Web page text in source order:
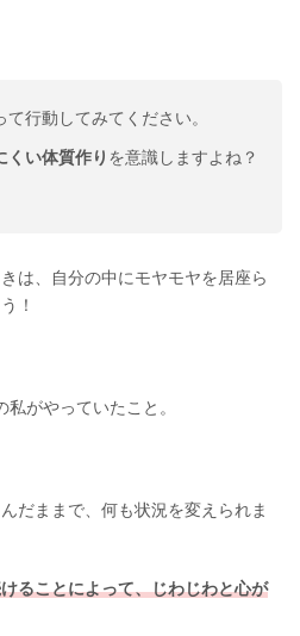
行動してみてください。
くい体質作り を意識しますよね？
は、自分の中にモヤモヤを居座ら
！
がやっていたこと。
だままで、何も状況を変えられま
ることによって、じわじわと心が